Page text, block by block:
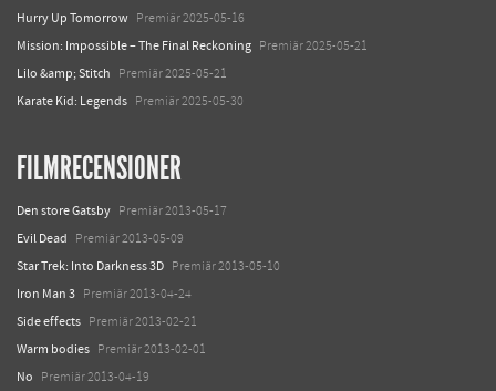
Hurry Up Tomorrow Premiär 2025-05-16
Mission: Impossible – The Final Reckoning Premiär 2025-05-21
Lilo &amp; Stitch Premiär 2025-05-21
Karate Kid: Legends Premiär 2025-05-30
FILMRECENSIONER
Den store Gatsby Premiär 2013-05-17
Evil Dead Premiär 2013-05-09
Star Trek: Into Darkness 3D Premiär 2013-05-10
Iron Man 3 Premiär 2013-04-24
Side effects Premiär 2013-02-21
Warm bodies Premiär 2013-02-01
No Premiär 2013-04-19